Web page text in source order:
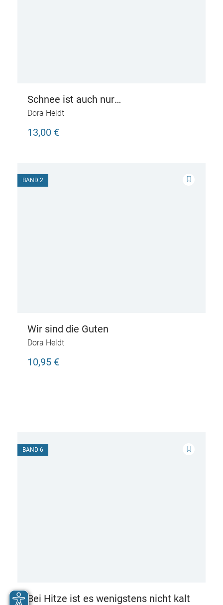
Schnee ist auch nur
hübschgemachtes Wasser
Dora Heldt
13,00 €
BAND 2
Wir sind die Guten
Dora Heldt
10,95 €
BAND 6
Bei Hitze ist es wenigstens nicht kalt